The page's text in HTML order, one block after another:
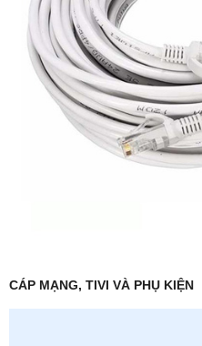
CÁP MẠNG, TIVI VÀ PHỤ KIỆN